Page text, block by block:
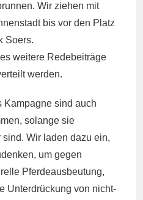
Wir ziehen mit
bis vor den Platz
Soers.
weitere Redebeiträge
werden.
Kampagne sind auch
solange sie
Wir laden dazu ein,
um gegen
Pferdeausbeutung,
Unterdrückung von nicht-